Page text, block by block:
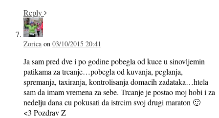
Reply
Zorica on 03/10/2015 20:41
Ja sam pred dve i po godine pobegla od kuce u sinovljemin
patikama za trcanje…pobegla od kuvanja, peglanja,
spremanja, taxiranja, kontrolisanja domacih zadataka…htela
sam da imam vremena za sebe. Trcanje je postao moj hobi i za
nedelju dana cu pokusati da istrcim svoj drugi maraton 🙂
<3 Pozdrav Z